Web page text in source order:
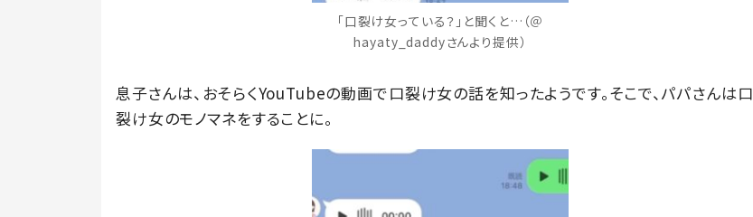
「口裂け女っている？」と聞くと…（＠
hayaty_daddyさんより提供）
息子さんは、おそらくYouTubeの動画で口裂け女の話を知ったようです。そこで、パパさんは口
裂け女のモノマネをすることに。